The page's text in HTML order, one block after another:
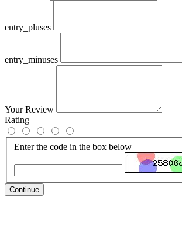
entry_pluses
entry_minuses
Your Review
Rating
Enter the code in the box below
Continue